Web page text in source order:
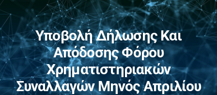
Υποβολή Δήλωσης Και
Απόδοσης Φόρου
Χρηματιστηριακών
Συναλλαγών Μηνός Απριλίου